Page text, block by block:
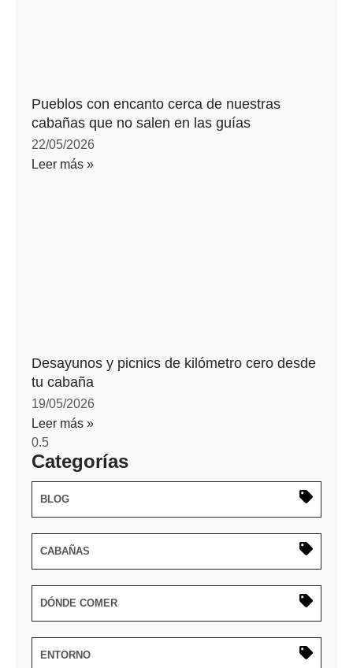
Pueblos con encanto cerca de nuestras
cabañas que no salen en las guías
22/05/2026
Leer más »
Desayunos y picnics de kilómetro cero desde
tu cabaña
19/05/2026
Leer más »
Categorías
BLOG
CABAÑAS
DÓNDE COMER
ENTORNO